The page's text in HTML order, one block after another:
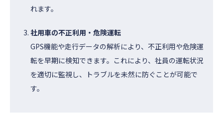
れます。
社用車の不正利用・危険運転
GPS機能や走行データの解析により、不正利用や危険運
転を早期に検知できます。これにより、社員の運転状況
を適切に監視し、トラブルを未然に防ぐことが可能で
す。